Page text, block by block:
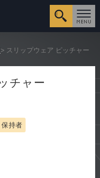
詳細検
> スリップウェア ピッチャー
チャー
持者